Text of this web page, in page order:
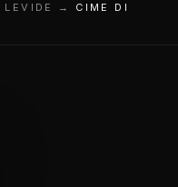
→ CIME DI